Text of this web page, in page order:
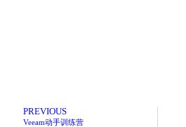
PREVIOUS
Veeam动手训练营